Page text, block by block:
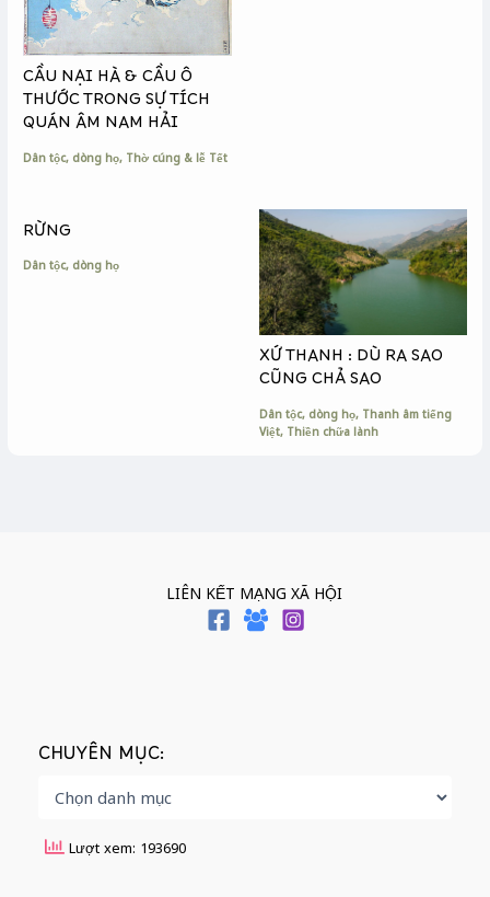
CẦU NẠI HÀ & CẦU Ô
THƯỚC TRONG SỰ TÍCH
QUÁN ÂM NAM HẢI
Dân tộc, dòng họ, Thờ cúng & lễ Tết
RỪNG
Dân tộc, dòng họ
XỨ THANH : DÙ RA SAO
CŨNG CHẢ SAO
Dân tộc, dòng họ, Thanh âm tiếng
Việt, Thiền chữa lành
LIÊN KẾT MẠNG XÃ HỘI
CHUYÊN MỤC:
Lượt xem: 193690